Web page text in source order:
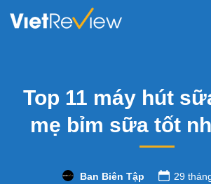
Top 11 máy hút
mẹ bỉm sữa tốt
Ban Biên Tập 29